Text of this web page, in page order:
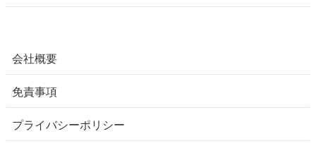
会社概要
免責事項
プライバシーポリシー